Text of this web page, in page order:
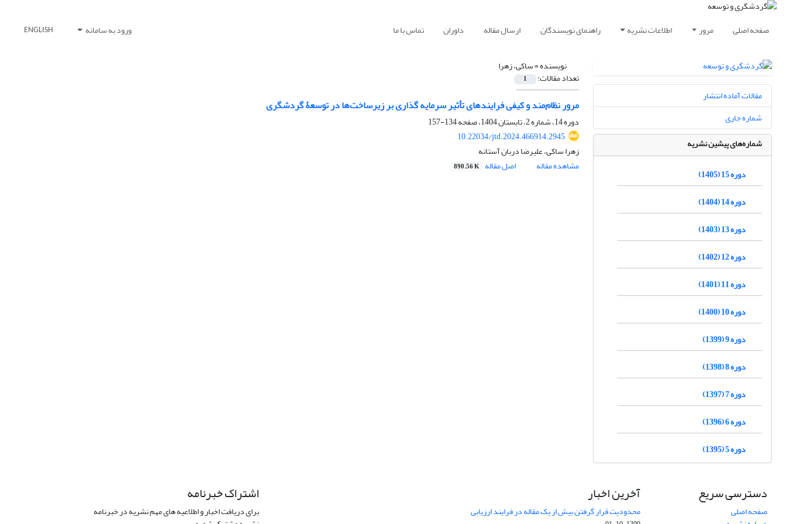
صفحه اصلی مرور اطلاعات نشریه راهنمای نویسندگان ارسال مقاله داوران تماس با ما ورود به سامانه ENGLISH
نویسنده =ساکی، زهرا
تعداد مقالات: 1
مرور نظام‌مند و کیفی فرایند‌های تأثیر سرمایه گذاری بر زیرساخت‌ها در توسعۀ گردشگری
دوره 14، شماره 2، تابستان 1404، صفحه
134-157
10.22034/jtd.2024.466914.2945
زهرا ساکی، علیرضا دربان آستانه
مشاهده مقاله
اصل مقاله 890.56 K
مقالات آماده انتشار
شماره جاری
شماره‌های پیشین نشریه
دوره 15 (1405)
دوره 14 (1404)
دوره 13 (1403)
دوره 12 (1402)
دوره 11 (1401)
دوره 10 (1400)
دوره 9 (1399)
دوره 8 (1398)
دوره 7 (1397)
دوره 6 (1396)
دوره 5 (1395)
دسترسی سریع
صفحه اصلی
آخرین اخبار
محدودیت قرار گرفتن بیش از یک مقاله در فرایند ارزیابی
اشتراک خبرنامه
برای دریافت اخبار و اطلاعیه های مهم نشریه در خبرنامه